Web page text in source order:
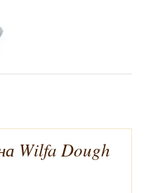
Wilfa Dough